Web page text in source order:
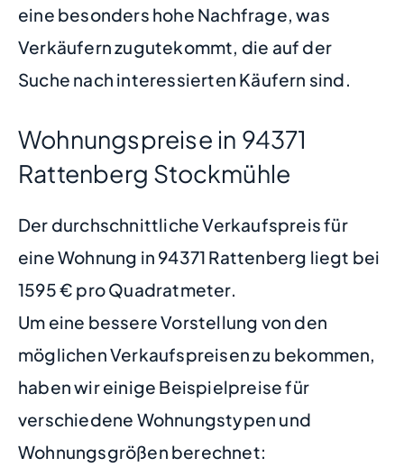
eine besonders hohe Nachfrage, was
Verkäufern zugutekommt, die auf der
Suche nach interessierten Käufern sind.
Wohnungspreise in 94371
Rattenberg Stockmühle
Der durchschnittliche Verkaufspreis für
eine Wohnung in 94371 Rattenberg liegt bei
1595 € pro Quadratmeter.
Um eine bessere Vorstellung von den
möglichen Verkaufspreisen zu bekommen,
haben wir einige Beispielpreise für
verschiedene Wohnungstypen und
Wohnungsgrößen berechnet: